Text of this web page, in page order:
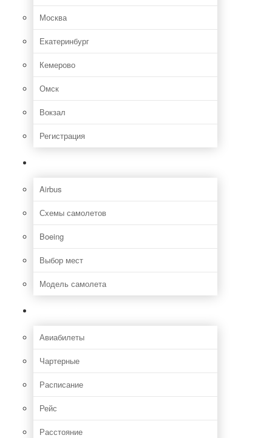
Москва
Екатеринбург
Кемерово
Омск
Вокзал
Регистрация
Airbus
Схемы самолетов
Boeing
Выбор мест
Модель самолета
Авиабилеты
Чартерные
Расписание
Рейс
Расстояние